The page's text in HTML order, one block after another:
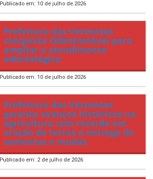
Publicado em: 10 de julho de 2026
Prefeitura das Vertentes
conquista Odontomóvel para
ampliar o atendimento
odontológico
Publicado em: 10 de julho de 2026
Prefeitura das Vertentes
garante avanços históricos na
agricultura com recorde em
aração de terras e entrega de
sementes e mudas
Publicado em: 2 de julho de 2026